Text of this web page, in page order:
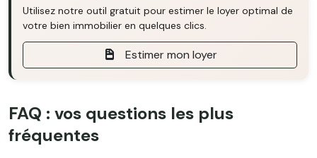
Utilisez notre outil gratuit pour estimer le loyer optimal de
votre bien immobilier en quelques clics.
Estimer mon loyer
FAQ : vos questions les plus
fréquentes